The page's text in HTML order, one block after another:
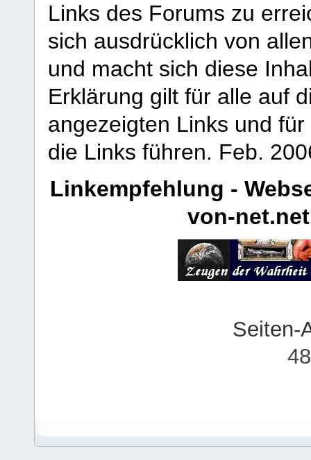
Links des Forums zu
sich ausdrücklich von
und macht sich diese
Erklärung gilt für alle auf
angezeigten Links und
die Links führen. Feb.
Linkempfehlung -
von-net.net
Seiten-